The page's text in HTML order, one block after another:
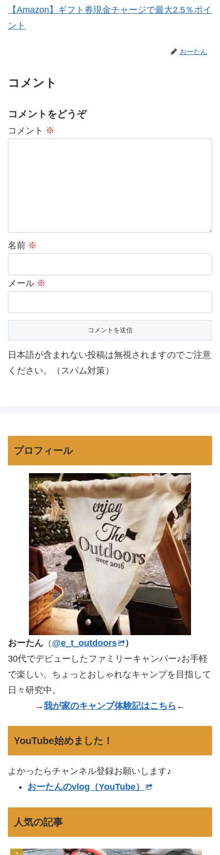
【Amazon】ギフト券現金チャージで最大2.5％ポイ
ント
おーたん
コメント
コメントをどうぞ
コメント ※
名前 ※
メール ※
日本語が含まれない投稿は無視されますのでご注意
ください。（スパム対策）
プロフィール
おーたん （ @e_t_outdoors
）
30代でデビューしたファミリーキャンパー♪お手軽
で楽しい、ちょっとおしゃれなキャンプを目指して
日々研究中。
→我が家のキャンプ体験記はこちら ←
YouTube始めました！
よかったらチャンネル登録お願いします♪
おーたんのvlog（YouTube）
人気の記事